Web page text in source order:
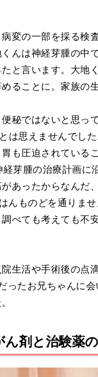
変の一部を採る検
んは神経芽腫の中
と言います。大地
ることに。家族の
秘ではないと思
は思えませんでし
も圧迫されている
芽腫の治療計画
あったからなんだ
んものどを通りま
べても考えても不
生活や手術後の点
ったお兄ちゃんに
剤と治験薬